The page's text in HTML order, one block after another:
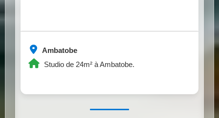
Ambatobe
Studio de 24m² à Ambatobe.